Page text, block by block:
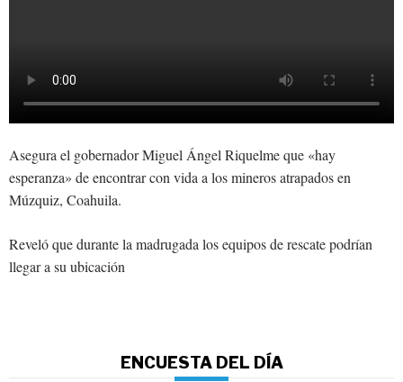
Asegura el gobernador Miguel Ángel Riquelme que «hay
esperanza» de encontrar con vida a los mineros atrapados en
Múzquiz, Coahuila.
Reveló que durante la madrugada los equipos de rescate podrían
llegar a su ubicación
ENCUESTA DEL DÍA